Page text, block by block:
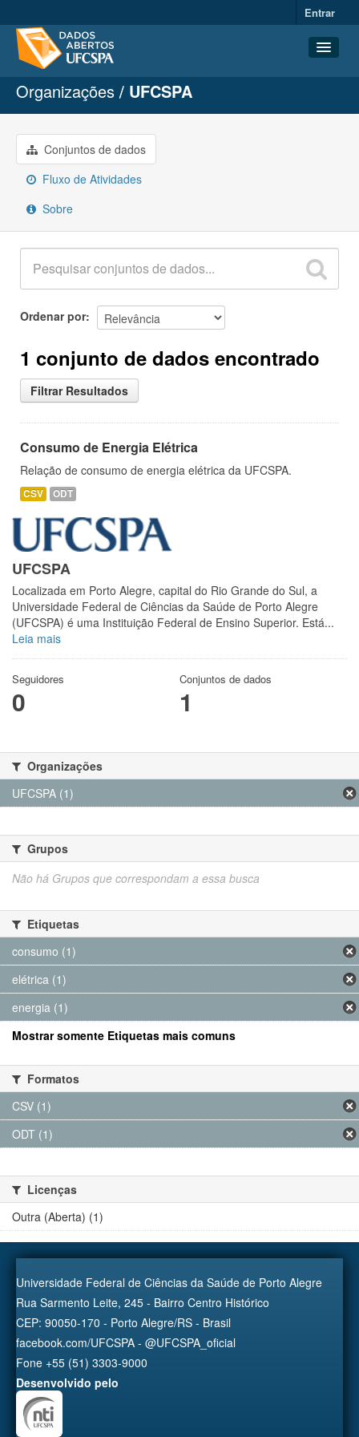
Entrar
Conjuntos de dados
Organizações
Grupos
Sobre
Organizações UFCSPA
Conjuntos de dados
Fluxo de Atividades
Sobre
Ordenar por
1 conjunto de dados encontrado
Filtrar Resultados
Consumo de Energia Elétrica
Relação de consumo de energia elétrica da UFCSPA.
CSV ODT
UFCSPA
Localizada em Porto Alegre, capital do Rio Grande do Sul, a
Universidade Federal de Ciências da Saúde de Porto Alegre
(UFCSPA) é uma Instituição Federal de Ensino Superior. Está...
Leia mais
Seguidores
0
Conjuntos de dados
1
Organizações
UFCSPA (1)
Grupos
Não há Grupos que correspondam a essa busca
Etiquetas
consumo (1)
elétrica (1)
energia (1)
Mostrar somente Etiquetas mais comuns
Formatos
CSV (1)
ODT (1)
Licenças
Outra (Aberta) (1)
Universidade Federal de Ciências da Saúde de Porto Alegre
Rua Sarmento Leite, 245 - Bairro Centro Histórico
CEP: 90050-170 - Porto Alegre/RS - Brasil
facebook.com/UFCSPA - @UFCSPA_oficial
Fone +55 (51) 3303-9000
Desenvolvido pelo